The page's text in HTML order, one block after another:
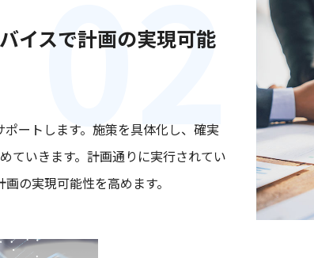
イスで計画の実現可能
ートします。施策を具体化し、確実
ていきます。計画通りに実行されてい
の実現可能性を高めます。